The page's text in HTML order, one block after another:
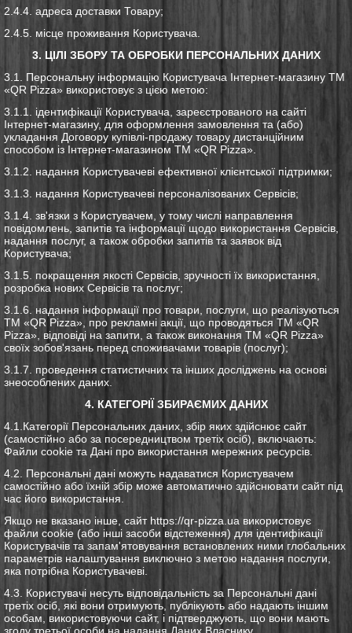
2.4.4. адреса доставки Товару;
2.4.5. місце проживання Користувача.
3. ЦІЛІ ЗБОРУ ТА ОБРОБКИ ПЕРСОНАЛЬНИХ ДАНИХ
3.1. Персональну інформацію Користувача Інтернет-магазину ТМ
«QR Pizza» використовує з цією метою:
3.1.1. ідентифікації Користувача, зареєстрованого на сайті
Інтернет-магазину, для оформлення замовлення та (або)
укладання Договору купівлі-продажу товару дистанційним
способом із Інтернет-магазином ТМ «QR Pizza».
3.1.2. надання Користувачеві ефективної клієнтської підтримки;
3.1.3. надання Користувачеві персоналізованих Сервісів;
3.1.4. зв'язки з Користувачем, у тому числі направлення
повідомлень, запитів та інформації щодо використання Сервісів,
надання послуг, а також обробки запитів та заявок від
Користувача;
3.1.5. покращення якості Сервісів, зручності їх використання,
розробка нових Сервісів та послуг;
3.1.6. надання інформації про товари, послуги, що реалізуються
ТМ «QR Pizza», про рекламні акції, що проводяться ТМ «QR
Pizza», відповіді на запити, а також виконання ТМ «QR Pizza»
своїх зобов'язань перед споживачами товарів (послуг);
3.1.7. проведення статистичних та інших досліджень на основі
знеособлених даних.
4. КАТЕГОРІЇ ЗБИРАЄМИХ ДАНИХ
4.1.Категорії Персональних даних, збір яких здійснює сайт
(самостійно або за посередництвом третіх осіб), включають:
Файли cookie та Дані про використання мережних ресурсів.
4.2. Персональні дані можуть надаватися Користувачем
самостійно або їхній збір може автоматично здійснювати сайт під
час його використання.
Якщо не вказано інше, сайт https://qr-pizza.ua використовує
файли cookie (або інші засоби відстеження) для ідентифікації
Користувачів та запам'ятовування встановлених ними глобальних
параметрів налаштування виключно з метою надання послуги,
яка потрібна Користувачеві.
4.3. Користувачі несуть відповідальність за Персональні дані
третіх осіб, які вони отримують, публікують або надають іншим
особам, використовуючи сайт, і підтверджують, що вони мають
згоду третьої особи на надання Даних Власнику.